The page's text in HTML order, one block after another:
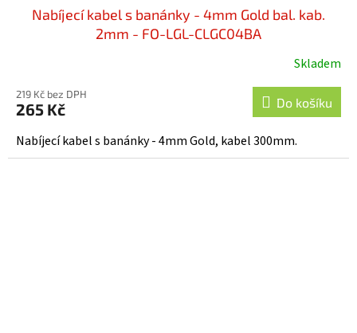
Nabíjecí kabel s banánky - 4mm Gold bal. kab.
2mm - FO-LGL-CLGC04BA
Skladem
219 Kč bez DPH
265 Kč Do košíku
Nabíjecí kabel s banánky - 4mm Gold, kabel 300mm.